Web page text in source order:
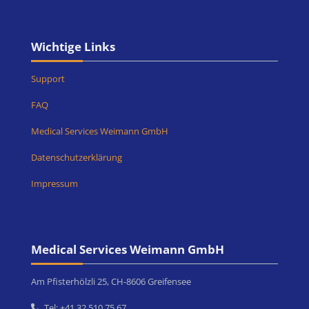
Blöcke
Wichtige Links
Support
FAQ
Medical Services Weimann GmbH
Datenschutzerklärung
Impressum
Blöcke
Medical Services Weimann GmbH
Am Pfisterhölzli 25, CH-8606 Greifensee